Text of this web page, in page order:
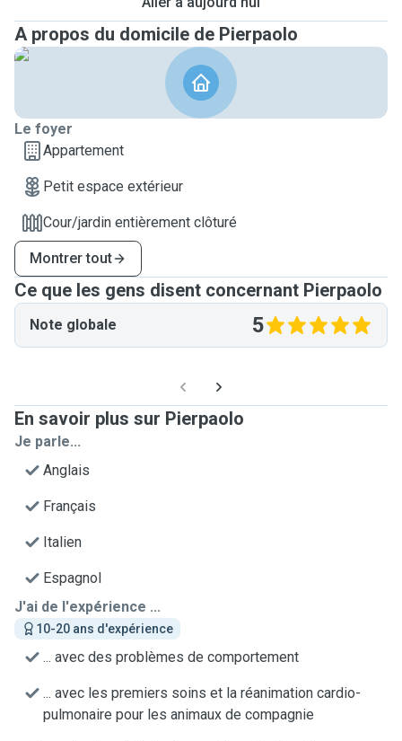
A propos du domicile de Pierpaolo
Le foyer
Appartement
Petit espace extérieur
Cour/jardin entièrement clôturé
Montrer tout
Ce que les gens disent concernant Pierpaolo
Note globale 5
En savoir plus sur Pierpaolo
Je parle...
Anglais
Français
Italien
Espagnol
J'ai de l'expérience ...
10-20 ans d'expérience
... avec des problèmes de comportement
... avec les premiers soins et la réanimation cardio-
pulmonaire pour les animaux de compagnie